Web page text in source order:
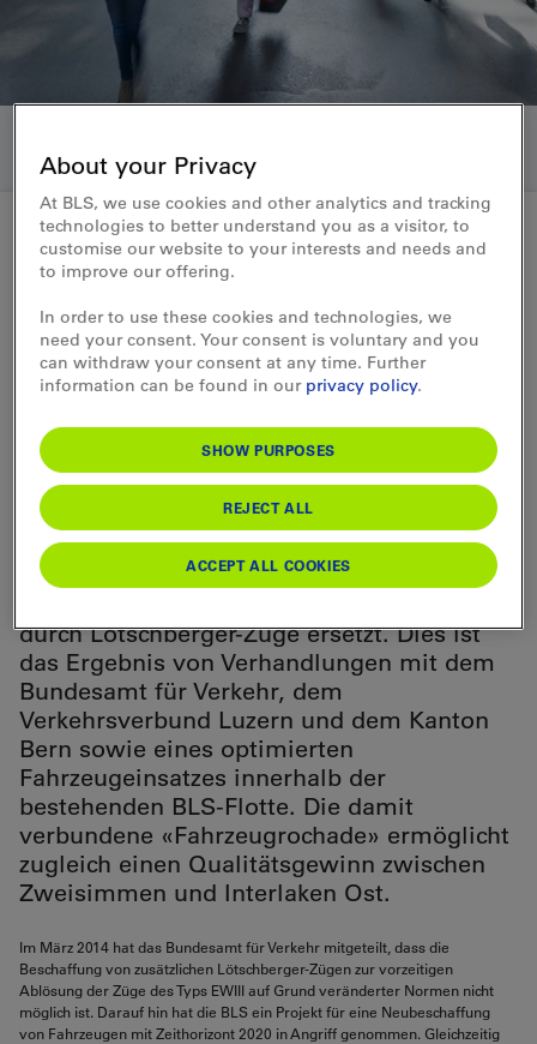
Medienmitteilung 17.09.2014
BLS-Rollmaterial: Rochade für
bessere Qualität
Die BLS trifft Massnahmen zur
Verbesserung der Angebotsqualität im
Raum Luzern West: Auf den
Fahrplanwechsel im Dezember 2015 hin
werden drei der vier bisher für die
RegioExpress-Züge Bern–Luzern
durch Lötschberger-Züge ersetzt. Dies ist
das Ergebnis von Verhandlungen mit dem
Bundesamt für Verkehr, dem
Verkehrsverbund Luzern und dem Kanton
Bern sowie eines optimierten
Fahrzeugeinsatzes innerhalb der
bestehenden BLS-Flotte. Die damit
verbundene «Fahrzeugrochade» ermöglicht
zugleich einen Qualitätsgewinn zwischen
Zweisimmen und Interlaken Ost.
Im März 2014 hat das Bundesamt für Verkehr mitgeteilt, dass die
Beschaffung von zusätzlichen Lötschberger-Zügen zur vorzeitigen
Ablösung der Züge des Typs EWIII auf Grund veränderter Normen nicht
möglich ist. Darauf hin hat die BLS ein Projekt für eine Neubeschaffung
von Fahrzeugen mit Zeithorizont 2020 in Angriff genommen. Gleichzeitig
About your Privacy
At BLS, we use cookies and other analytics and tracking
technologies to better understand you as a visitor, to
customise our website to your interests and needs and
to improve our offering.
In order to use these cookies and technologies, we
need your consent. Your consent is voluntary and you
can withdraw your consent at any time. Further
information can be found in our privacy policy.
SHOW PURPOSES
REJECT ALL
ACCEPT ALL COOKIES